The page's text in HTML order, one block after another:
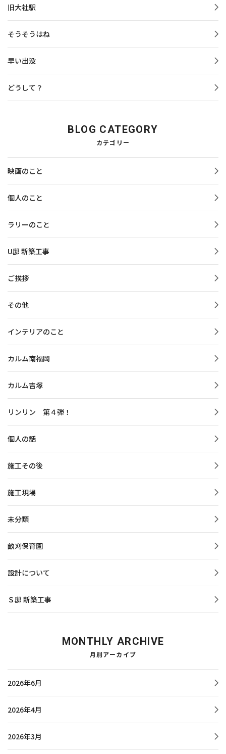
旧大社駅
そうそうはね
早い出没
どうして？
BLOG CATEGORY
カテゴリー
映画のこと
個人のこと
ラリーのこと
U邸 新築工事
ご挨拶
その他
インテリアのこと
カルム南福岡
カルム吉塚
リンリン 第４弾！
個人の話
施工その後
施工現場
未分類
畝刈保育園
設計について
Ｓ邸 新築工事
MONTHLY ARCHIVE
月別アーカイブ
2026年6月
2026年4月
2026年3月